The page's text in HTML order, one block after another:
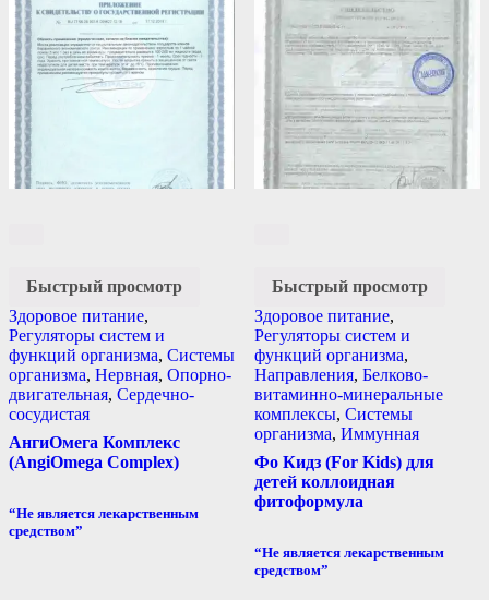
Быстрый просмотр
Здоровое питание,
Регуляторы систем и
функций организма, Системы
организма, Нервная, Опорно-
двигательная, Сердечно-
сосудистая
АнгиОмега Комплекс
(AngiOmega Complex)
“Не является лекарственным
средством”
Быстрый просмотр
Здоровое питание,
Регуляторы систем и
функций организма,
Направления, Белково-
витаминно-минеральные
комплексы, Системы
организма, Иммунная
Фо Кидз (For Kids) для
детей коллоидная
фитоформула
“Не является лекарственным
средством”